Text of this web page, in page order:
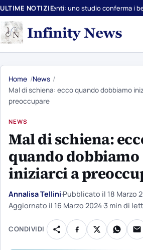
ULTIME NOTIZIEuno studio conferma i benefici del
Home News
Mal di schiena: ecco quando dobbiamo
preoccupare
NEWS
Mal di schiena:
quando dobbiamo
iniziarci a
Annalisa Tellini·Pubblicato il 18 Marzo
Aggiornato il 16 Marzo 2024·3 min di
CONDIVIDI